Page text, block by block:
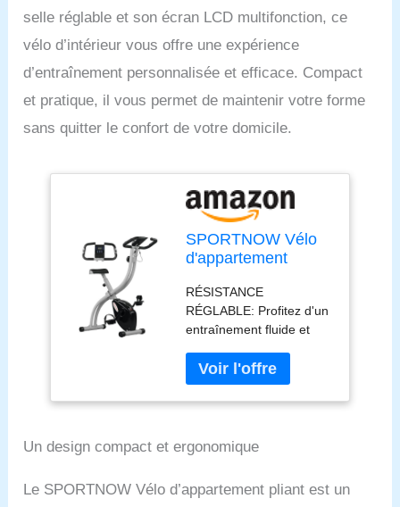
selle réglable et son écran LCD multifonction, ce
vélo d’intérieur vous offre une expérience
d’entraînement personnalisée et efficace. Compact
et pratique, il vous permet de maintenir votre forme
sans quitter le confort de votre domicile.
SPORTNOW Vélo
d'appartement
fitness, vélo
d'intérieur 8 niveaux
de résistance
magnétique, selle
réglable, poignées,
écran LCD
multifonction,
acier gris
RÉSISTANCE
RÉGLABLE: Profitez d'un
entraînement fluide et
d'exercice doté d'une
résistance magnétique
ajustable sur 8 niveaux,
niveaux de condition
stationnaire est conçu
Un design compact et ergonomique
Le SPORTNOW Vélo d’appartement pliant est un